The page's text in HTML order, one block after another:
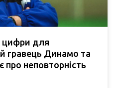
цифри для
гравець Динамо та
про неповторність